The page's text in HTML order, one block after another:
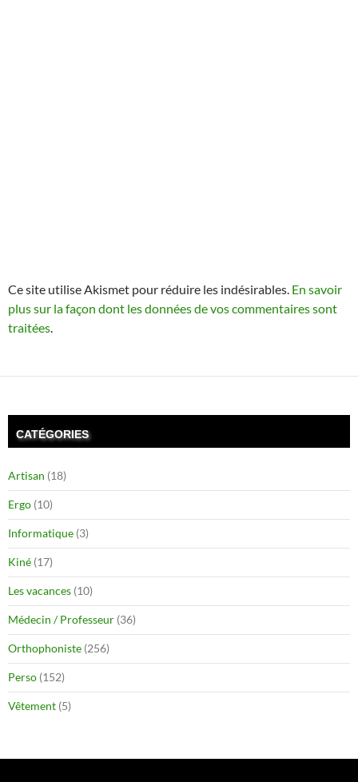
Ce site utilise Akismet pour réduire les indésirables. En savoir
plus sur la façon dont les données de vos commentaires sont
traitées
CATÉGORIES
Artisan (18)
Ergo (10)
Informatique (3)
Kiné (17)
Les vacances (10)
Médecin / Professeur (36)
Orthophoniste (256)
Perso (152)
Vêtement (5)